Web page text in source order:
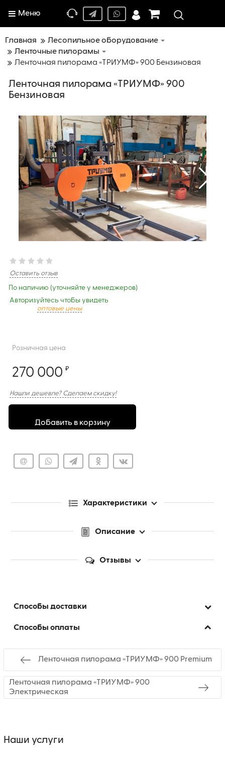
Меню
Главная
Лесопильное оборудование
Ленточные пилорамы
Ленточная пилорама «ТРИУМФ» 900 Бензиновая
Ленточная пилорама «ТРИУМФ» 900
Бензиновая
Оставить отзыв
По наличию (уточняйте у менеджеров)
Авторизуйтесь чтобы увидеть
оптовые цены
Розничная цена
270 000 ₽
Нашли дешевле? Сделаем скидку!
Добавить в корзину
Характеристики
Описание
Отзывы
Способы доставки
Способы оплаты
Ленточная пилорама «ТРИУМФ» 900 Premium
Ленточная пилорама «ТРИУМФ» 900
Электрическая
Наши услуги